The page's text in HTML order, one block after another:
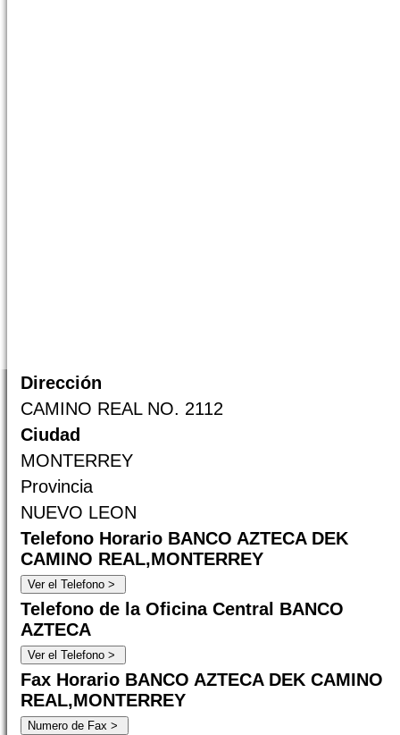
Dirección
CAMINO REAL NO. 2112
Ciudad
MONTERREY
Provincia
NUEVO LEON
Telefono Horario BANCO AZTECA DEK
CAMINO REAL,MONTERREY
Telefono de la Oficina Central BANCO
AZTECA
Fax Horario BANCO AZTECA DEK CAMINO
REAL,MONTERREY